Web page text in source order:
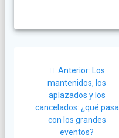
entradas
Anterior: Post
anterior:
Los
mantenidos, los
aplazados y los
cancelados: ¿qué pasa
con los grandes
eventos?